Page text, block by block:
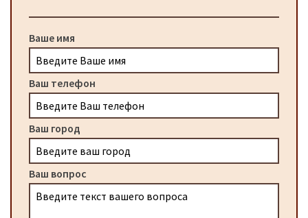
Ваше имя
Ваш телефон
Ваш город
Ваш вопрос